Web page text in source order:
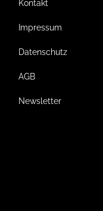
Kontakt
Impressum
Datenschutz
AGB
Newsletter